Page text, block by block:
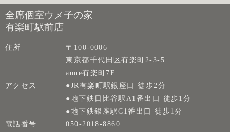
全席個室ウメ子の家
有楽町駅前店
住所
〒100-0006
東京都千代田区有楽町2-3-5
aune有楽町7F
アクセス
●JR有楽町駅銀座口 徒歩2分
●地下鉄日比谷駅A1番出口 徒歩1分
●地下鉄銀座駅C1番出口 徒歩1分
電話番号
050-2018-8860